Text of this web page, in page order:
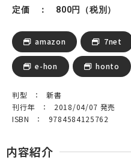
定価 ： 800円（税別）
amazon 7net
e-hon honto
判型 ： 新書
刊行年 ： 2018/04/07 発売
ISBN ： 9784584125762
内容紹介